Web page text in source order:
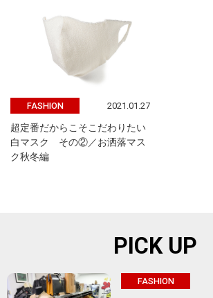
FASHION 2021.01.27
超定番だからこそこだわりたい
白マスク その②／お洒落マス
ク秋冬編
PICK UP
FASHION